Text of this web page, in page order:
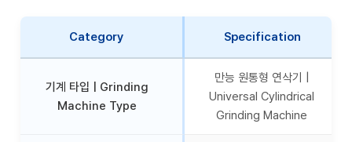
Category Specification
기계 타입 | Grinding
Machine Type
만능 원통형 연삭기 |
Universal Cylindrical
Grinding Machine